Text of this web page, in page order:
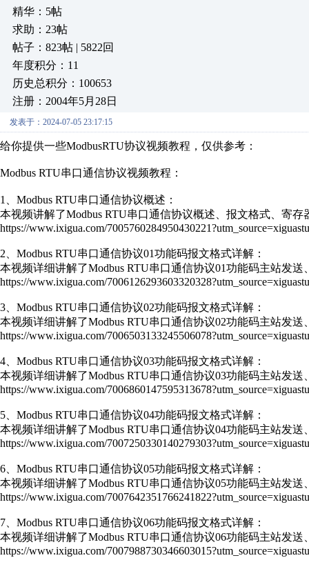
精华：5帖
求助：23帖
帖子：823帖 | 5822回
年度积分：11
历史总积分：100653
注册：2004年5月28日
发表于：2024-07-05 23:17:15
给你提供一些ModbusRTU协议视频教程，仅供参考：
Modbus RTU串口通信协议视频教程：
1、Modbus RTU串口通信协议概述：
本视频讲解了Modbus RTU串口通信协议概述、报文格式、寄
https://www.ixigua.com/
2、Modbus RTU串口通信协议01功能码报文格式详解：
本视频详细讲解了Modbus RTU串口通信协议01功能码主站发
https://www.ixigua.com/
3、Modbus RTU串口通信协议02功能码报文格式详解：
本视频详细讲解了Modbus RTU串口通信协议02功能码主站发
https://www.ixigua.com/
4、Modbus RTU串口通信协议03功能码报文格式详解：
本视频详细讲解了Modbus RTU串口通信协议03功能码主站发
https://www.ixigua.com/
5、Modbus RTU串口通信协议04功能码报文格式详解：
本视频详细讲解了Modbus RTU串口通信协议04功能码主站发
https://www.ixigua.com/
6、Modbus RTU串口通信协议05功能码报文格式详解：
本视频详细讲解了Modbus RTU串口通信协议05功能码主站发
https://www.ixigua.com/
7、Modbus RTU串口通信协议06功能码报文格式详解：
本视频详细讲解了Modbus RTU串口通信协议06功能码主站发
https://www.ixigua.com/